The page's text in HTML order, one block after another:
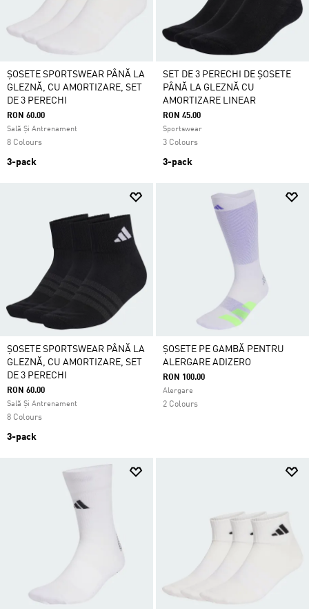
ȘOSETE SPORTSWEAR PÂNĂ LA
GLEZNĂ, CU AMORTIZARE, SET
DE 3 PERECHI
RON 60.00
Sală Și Antrenament
8 Colours
3-pack
SET DE 3 PERECHI DE ȘOSETE
PÂNĂ LA GLEZNĂ CU
AMORTIZARE LINEAR
RON 45.00
Sportswear
3 Colours
3-pack
ȘOSETE SPORTSWEAR PÂNĂ LA
GLEZNĂ, CU AMORTIZARE, SET
DE 3 PERECHI
RON 60.00
Sală Și Antrenament
8 Colours
3-pack
ȘOSETE PE GAMBĂ PENTRU
ALERGARE ADIZERO
RON 100.00
Alergare
2 Colours